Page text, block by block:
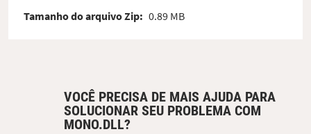
Tamanho do arquivo Zip: 0.89 MB
VOCÊ PRECISA DE MAIS AJUDA PARA
SOLUCIONAR SEU PROBLEMA COM
MONO.DLL?